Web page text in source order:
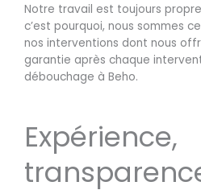
Notre travail est toujours
c’est pourquoi, nous sommes
nos interventions dont nous
garantie après chaque
débouchage à Beho.
Expérience,